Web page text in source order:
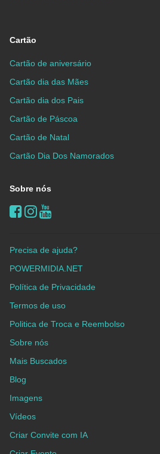
Cartão
Cartão de aniversário
Cartão dia das Mães
Cartão dia dos Pais
Cartão de Páscoa
Cartão de Natal
Cartão Dia Dos Namorados
Sobre nós
Precisa de ajuda?
POWERMIDIA.NET
Política de Privacidade
Termos de uso
Politica de Troca e Reembolso
Sobre nós
Mais Buscados
Blog
Imagens
Vídeos
Criar Convite com IA